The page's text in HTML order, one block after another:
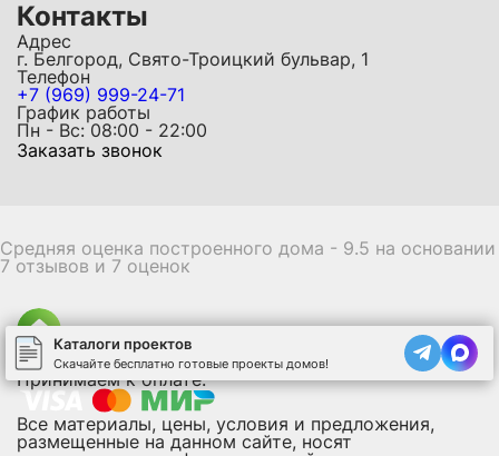
Контакты
Адрес
г. Белгород, Свято-Троицкий бульвар, 1
Телефон
+7 (969) 999-24-71
График работы
Пн - Вс: 08:00 - 22:00
Заказать звонок
Средняя оценка построенного дома - 9.5 на основании
7 отзывов и 7 оценок
Белгород ТГВ-строй
Принимаем к оплате:
Все материалы, цены, условия и предложения,
размещенные на данном сайте, носят
Каталоги проектов
Скачайте бесплатно готовые проекты домов!